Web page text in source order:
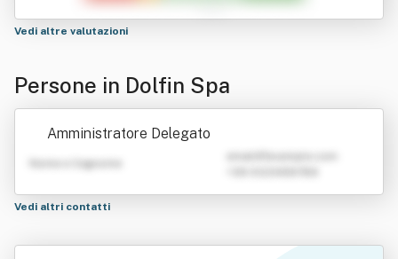
Vedi altre valutazioni
Persone in Dolfin Spa
Amministratore Delegato
Nome e Cognome
Vedi altri contatti